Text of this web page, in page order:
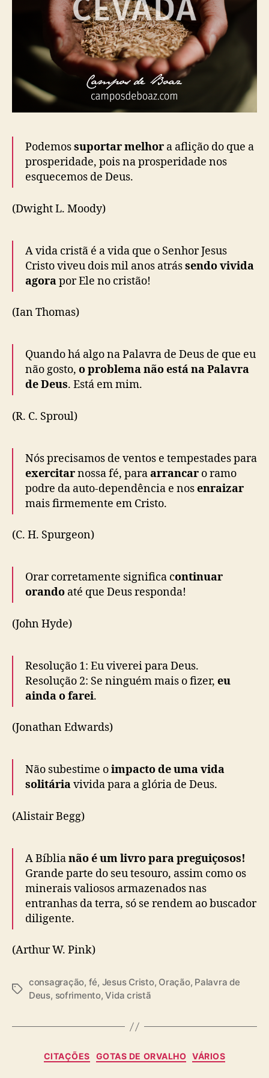
Podemossuportar melhor a aflição do que a
prosperidade, pois na prosperidade nos
esquecemos de Deus.
(Dwight L. Moody)
A vida cristã é a vida que o Senhor Jesus
Cristo viveu dois mil anos atrássendo vivida
agorapor Ele no cristão!
(Ian Thomas)
Quando há algo na Palavra de Deus de que eu
não gosto, o problema não está na Palavra
de Deus. Está em mim.
(R. C. Sproul)
Nós precisamos de ventos e tempestades para
exercitarnossa fé, paraarrancar o ramo
podre da auto-dependência e nosenraizar
mais firmemente em Cristo.
(C. H. Spurgeon)
Orar corretamente significa continuar
orando até que Deus responda!
(John Hyde)
Resolução 1: Eu viverei para Deus.
Resolução 2: Se ninguém mais o fizer, eu
ainda o farei.
(Jonathan Edwards)
Não subestime oimpacto de uma vida
solitáriavivida para a glória de Deus.
(Alistair Begg)
A Bíblianão é um livro para preguiçosos!
Grande parte do seu tesouro, assim como os
minerais valiosos armazenados nas
entranhas da terra, só se rendem ao buscador
diligente.
(Arthur W. Pink)
T
s
consagração, fé, Jesus Cristo, Oração, Palavra de
Deus, sofrimento,Vida cristã
C
CITAÇÕES GOTAS DE ORVALHO VÁRIOS